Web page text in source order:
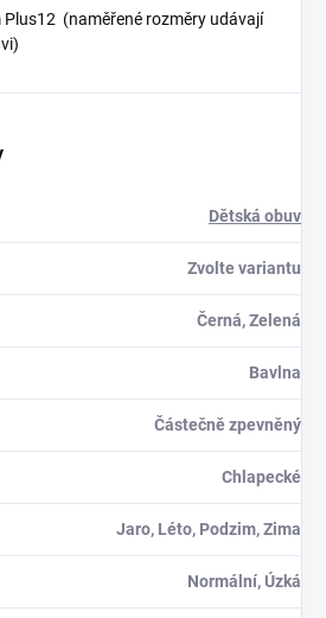
Plus12 (naměřené rozměry udávají
Dětská obuv
Zvolte variantu
Černá, Zelená
Bavlna
Částečně zpevněný
Chlapecké
Jaro, Léto, Podzim, Zima
Normální, Úzká